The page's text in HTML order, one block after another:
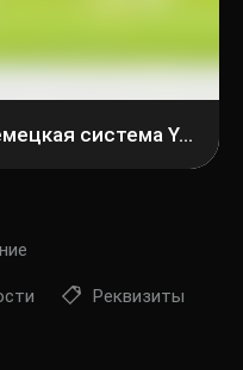
Блок-флейта сопрано немецкая система Yamaha YRS-20GG
Реквизиты